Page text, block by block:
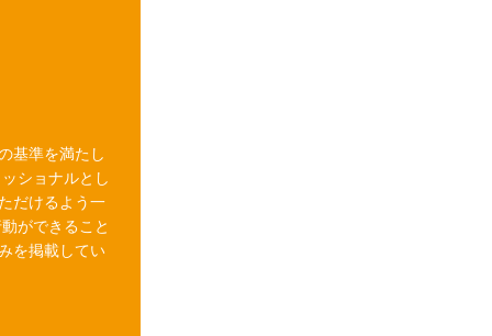
基準を満たし
ショナルとし
だけるよう一
ができること
を掲載してい